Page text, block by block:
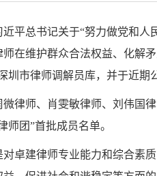
平总书记关于“努力做党和
在维护群众合法权益、化解
圳市律师调解员库，并于近期
律师、肖雯敏律师、刘伟国
师团”首批成员名单。
对卓建律师专业能力和综合素